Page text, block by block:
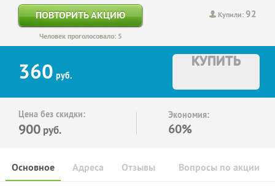
Купили:92
ПОВТОРИТЬ АКЦИЮ
Человек проголосовало: 5
360 руб.
КУПИТЬ
Цена без скидки:
900 руб.
Экономия:
60%
Основное Отзывы Вопросы по акции
Адреса